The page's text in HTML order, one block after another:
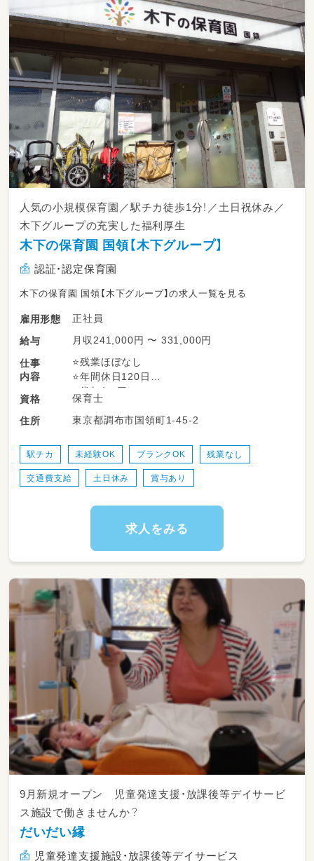
人気の小規模保育園／駅チカ徒歩1分！／土日祝休み／
木下グループの充実した福利厚生
木下の保育園 国領【木下グループ】
認証・認定保育園
木下の保育園 国領【木下グループ】の求人一覧を見る
雇用形態
正社員
給与
月収241,000円 〜 331,000円
仕事
内容
⭐残業ほぼなし
⭐年間休日120日
⭐賞与年2回
⭐家賃5000円～/月の社宅利用可
⭐人間関係の良好な職場◎
＜仕事内容＞
朝の活動からお散歩、給食、
お昼寝・おやつの見守りなど、
行事やイベントの企画・実行などの
園内業務もお願いします。
━━━◆◇◆━━━━━━━━━━━━━━
▼イベント例
・お誕生日会
・4月：入園式
・6月：保育参観
・8月：夏祭り（8月）
・10月：運動会、ハロウィン
・12月：クリスマス
・3月：ひな祭り、卒園式 など
※保護者が参加するイベントは年3回程度
資格
保育士
住所
東京都調布市国領町1-45-2
駅チカ 未経験OK ブランクOK 残業なし
交通費支給 土日休み 賞与あり
求人をみる
9月新規オープン 児童発達支援・放課後等デイサービ
ス施設で働きませんか？
だいだい縁
児童発達支援施設・放課後等デイサービス